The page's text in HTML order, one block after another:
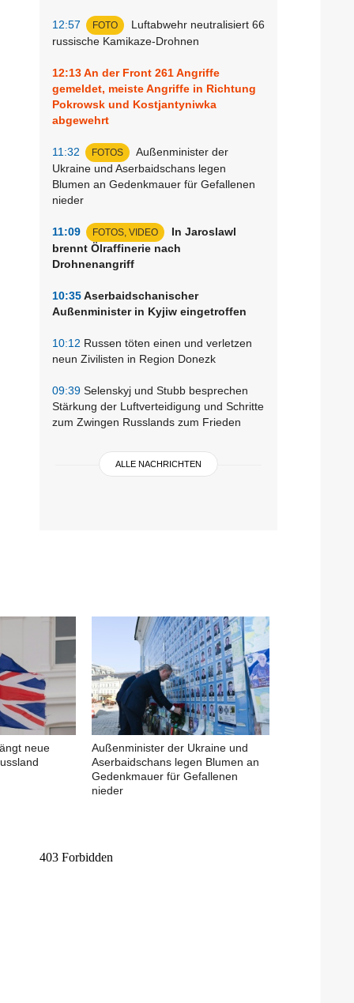
12:57 FOTO
Luftabwehr neutralisiert 66
russische Kamikaze-Drohnen
12:13An der Front 261 Angriffe
gemeldet, meiste Angriffe in Richtung
Pokrowsk und Kostjantyniwka
abgewehrt
11:32 FOTOS
Außenminister der
Ukraine und Aserbaidschans legen
Blumen an Gedenkmauer für Gefallenen
nieder
11:09 FOTOS, VIDEO
In Jaroslawl
brennt Ölraffinerie nach
Drohnenangriff
10:35Aserbaidschanischer
Außenminister in Kyjiw eingetroffen
10:12 Russen töten einen und verletzen
neun Zivilisten in Region Donezk
09:39 Selenskyj und Stubb besprechen
Stärkung der Luftverteidigung und Schritte
zum Zwingen Russlands zum Frieden
ALLE NACHRICHTEN
neue
Außenminister der Ukraine und
Aserbaidschans legen Blumen an
Gedenkmauer für Gefallenen
nieder